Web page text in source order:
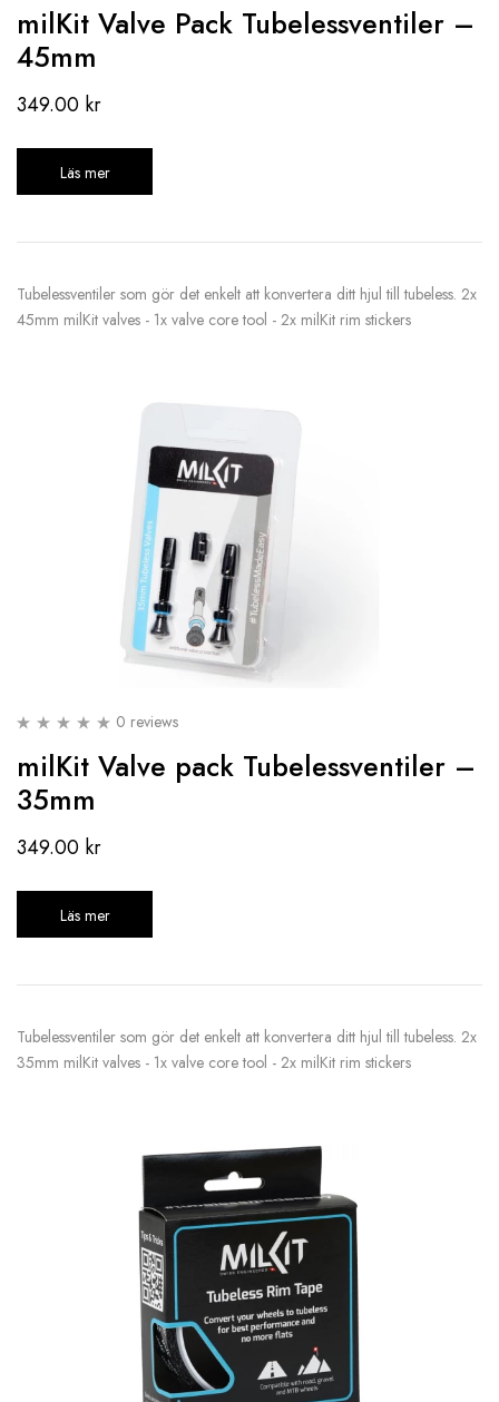
milKit Valve Pack Tubelessventiler –
45mm
349.00 kr
Läs mer
Tubelessventiler som gör det enkelt att konvertera ditt hjul till tubeless. 2x
45mm milKit valves - 1x valve core tool - 2x milKit rim stickers
0 reviews
milKit Valve pack Tubelessventiler –
35mm
349.00 kr
Läs mer
Tubelessventiler som gör det enkelt att konvertera ditt hjul till tubeless. 2x
35mm milKit valves - 1x valve core tool - 2x milKit rim stickers